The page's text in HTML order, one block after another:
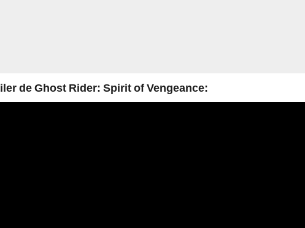
de Ghost Rider: Spirit of Vengeance: